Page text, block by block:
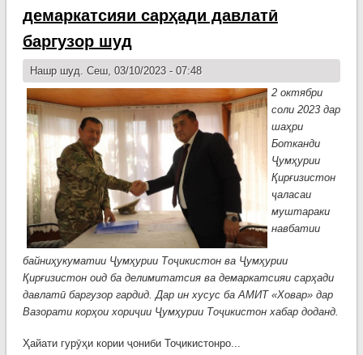
демаркатсияи сарҳади давлатӣ
баргузор шуд
Нашр шуд. Сеш, 03/10/2023 - 07:48
2 октябри
соли 2023 дар
шаҳри
Ботканди
Ҷумҳурии
Қирғизистон
ҷаласаи
муштараки
навбатии
байниҳукуматии Ҷумҳурии Тоҷикистон ва Ҷумҳурии
Қирғизистон оид ба делимитатсия ва демаркатсияи сарҳади
давлатӣ баргузор гардид. Дар ин хусус ба АМИТ «Ховар» дар
Вазорати корҳои хориҷии Ҷумҳурии Тоҷикистон хабар доданд.
Ҳайати гурӯҳи кории ҷониби Тоҷикистонро...